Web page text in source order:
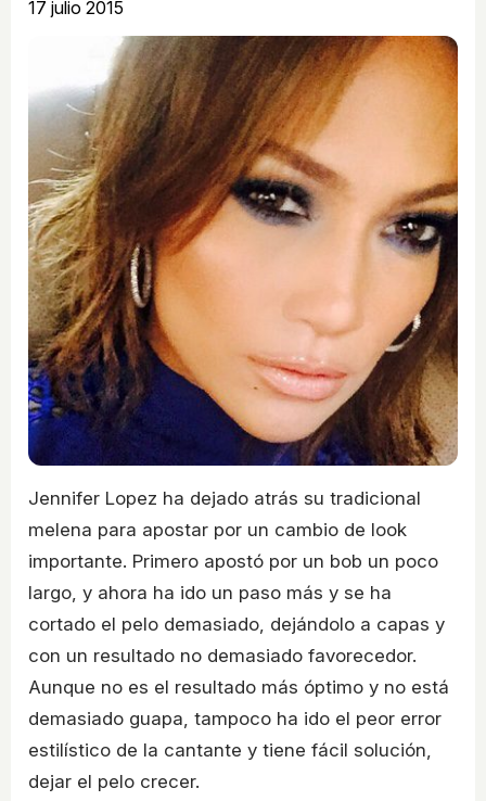
17 julio 2015
Jennifer Lopez ha dejado atrás su tradicional
melena para apostar por un cambio de look
importante. Primero apostó por un bob un poco
largo, y ahora ha ido un paso más y se ha
cortado el pelo demasiado, dejándolo a capas y
con un resultado no demasiado favorecedor.
Aunque no es el resultado más óptimo y no está
demasiado guapa, tampoco ha ido el peor error
estilístico de la cantante y tiene fácil solución,
dejar el pelo crecer.